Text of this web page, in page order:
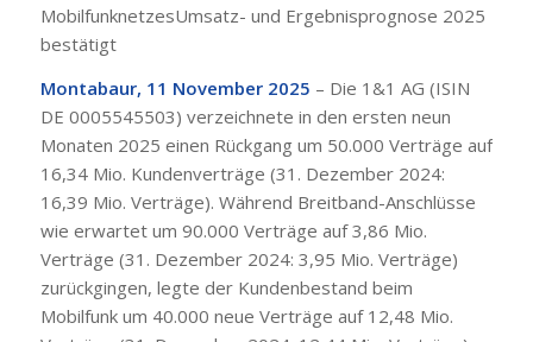
MobilfunknetzesUmsatz- und Ergebnisprognose 2025
bestätigt
Montabaur, 11 November 2025 – Die 1&1 AG (ISIN
DE 0005545503) verzeichnete in den ersten neun
Monaten 2025 einen Rückgang um 50.000 Verträge auf
16,34 Mio. Kundenverträge (31. Dezember 2024:
16,39 Mio. Verträge). Während Breitband-Anschlüsse
wie erwartet um 90.000 Verträge auf 3,86 Mio.
Verträge (31. Dezember 2024: 3,95 Mio. Verträge)
zurückgingen, legte der Kundenbestand beim
Mobilfunk um 40.000 neue Verträge auf 12,48 Mio.